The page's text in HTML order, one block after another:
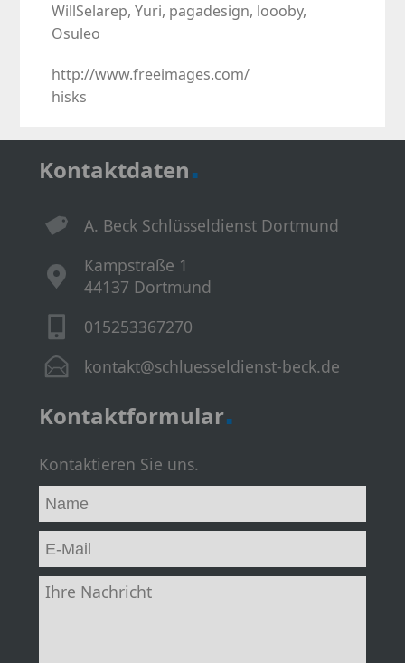
WillSelarep, Yuri, pagadesign, loooby,
Osuleo
http://www.freeimages.com/
hisks
Kontaktdaten.
A. Beck Schlüsseldienst Dortmund
Kampstraße 1
44137 Dortmund
015253367270
kontakt@schluesseldienst-beck.de
Kontaktformular.
Kontaktieren Sie uns.